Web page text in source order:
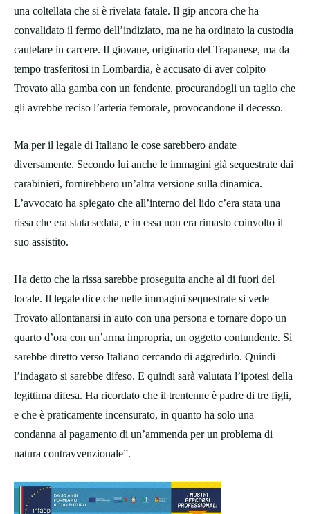
una coltellata che si è rivelata fatale. Il gip ancora che ha
convalidato il fermo dell’indiziato, ma ne ha ordinato la custodia
cautelare in carcere. Il giovane, originario del Trapanese, ma da
tempo trasferitosi in Lombardia, è accusato di aver colpito
Trovato alla gamba con un fendente, procurandogli un taglio che
gli avrebbe reciso l’arteria femorale, provocandone il decesso.
Ma per il legale di Italiano le cose sarebbero andate
diversamente. Secondo lui anche le immagini già sequestrate dai
carabinieri, fornirebbero un’altra versione sulla dinamica.
L’avvocato ha spiegato che all’interno del lido c’era stata una
rissa che era stata sedata, e in essa non era rimasto coinvolto il
suo assistito.
Ha detto che la rissa sarebbe proseguita anche al di fuori del
locale. Il legale dice che nelle immagini sequestrate si vede
Trovato allontanarsi in auto con una persona e tornare dopo un
quarto d’ora con un’arma impropria, un oggetto contundente. Si
sarebbe diretto verso Italiano cercando di aggredirlo. Quindi
l’indagato si sarebbe difeso. E quindi sarà valutata l’ipotesi della
legittima difesa. Ha ricordato che il trentenne è padre di tre figli,
e che è praticamente incensurato, in quanto ha solo una
condanna al pagamento di un’ammenda per un problema di
natura contravvenzionale”.